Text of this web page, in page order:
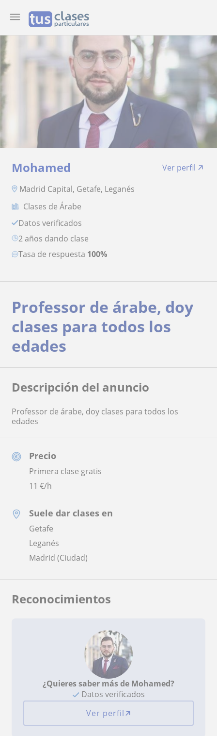
Mohamed
Ver perfil
Madrid Capital, Getafe, Leganés
Clases de Árabe
Datos verificados
2 años dando clase
Tasa de respuesta 100%
Precio
Primera clase gratis
11 €/h
Suele dar clases en
Getafe
Leganés
Madrid (Ciudad)
Professor de árabe, doy
clases para todos los
edades
Descripción del anuncio
Professor de árabe, doy clases para todos los
edades
Reconocimientos
¿Quieres saber más de Mohamed?
Datos verificados
Ver perfil